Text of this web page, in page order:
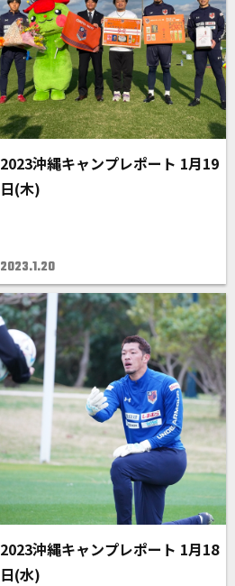
2023沖縄キャンプレポート 1月19
日(木)
2023.1.20
2023沖縄キャンプレポート 1月18
日(水)